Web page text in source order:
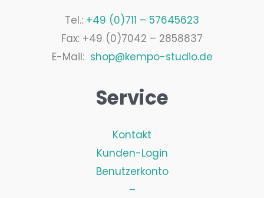
Tel.: +49 (0)711 – 57645623
Fax: +49 (0)7042 – 2858837
E-Mail: shop@kempo-studio.de
Service
Kontakt
Kunden-Login
Benutzerkonto
–